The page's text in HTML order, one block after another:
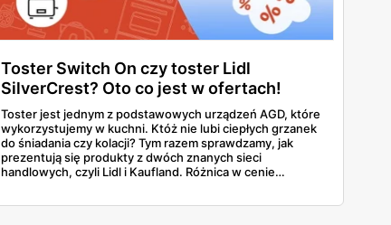
Toster Switch On czy toster Lidl
SilverCrest? Oto co jest w ofertach!
Toster jest jednym z podstawowych urządzeń AGD, które
wykorzystujemy w kuchni. Któż nie lubi ciepłych grzanek
do śniadania czy kolacji? Tym razem sprawdzamy, jak
prezentują się produkty z dwóch znanych sieci
handlowych, czyli Lidl i Kaufland. Różnica w cenie